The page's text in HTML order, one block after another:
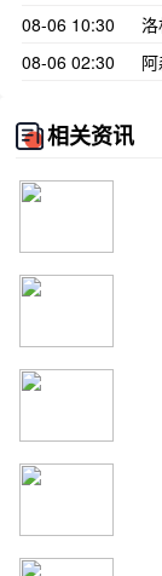
08-06 10:30
08-06 02:30
相关资讯